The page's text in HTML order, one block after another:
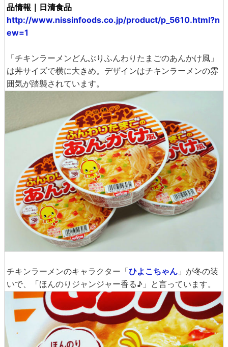
品情報｜日清食品
http://www.nissinfoods.co.jp/product/p_5610.html?n
ew=1
「チキンラーメンどんぶりふんわりたまごのあんかけ風」
は丼サイズで横に大きめ。デザインはチキンラーメンの雰
囲気が踏襲されています。
チキンラーメンのキャラクター「ひよこちゃん 」が冬の装
いで、「ほんのりジャンジャー香る♪」と言っています。